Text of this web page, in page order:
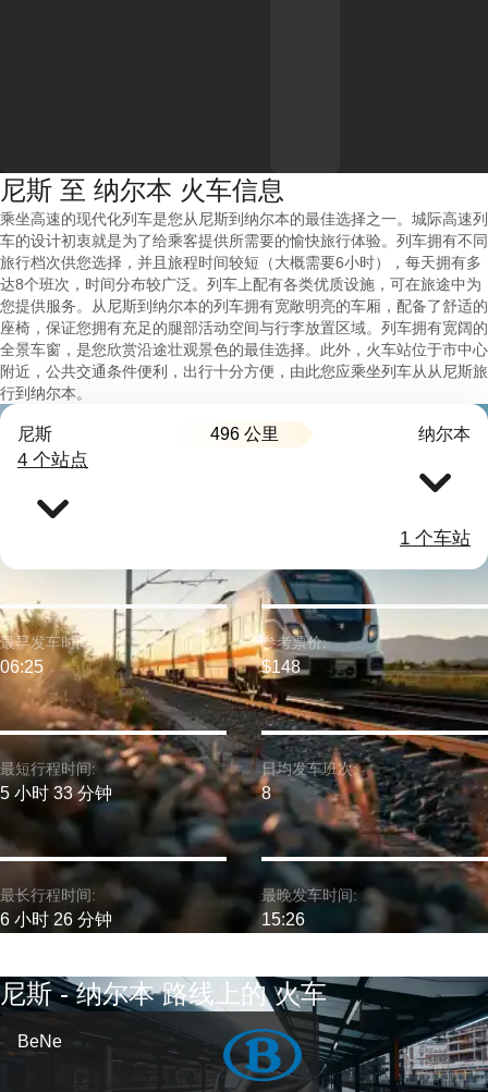
尼斯 至 纳尔本 火车信息
乘坐高速的现代化列车是您从尼斯到纳尔本的最佳选择之一。城际高速列
车的设计初衷就是为了给乘客提供所需要的愉快旅行体验。列车拥有不同
旅行档次供您选择，并且旅程时间较短（大概需要6小时），每天拥有多
达8个班次，时间分布较广泛。列车上配有各类优质设施，可在旅途中为
您提供服务。从尼斯到纳尔本的列车拥有宽敞明亮的车厢，配备了舒适的
座椅，保证您拥有充足的腿部活动空间与行李放置区域。列车拥有宽阔的
全景车窗，是您欣赏沿途壮观景色的最佳选择。此外，火车站位于市中心
附近，公共交通条件便利，出行十分方便，由此您应乘坐列车从从尼斯旅
行到纳尔本。
尼斯 496 公里 纳尔本
4 个站点
1 个车站
最短行程时间:
5 小时 33 分钟
最早发车时间:
06:25
最长行程时间:
6 小时 26 分钟
参考票价:
$148
日均发车班次:
8
最晚发车时间:
15:26
尼斯 - 纳尔本 路线上的 火车
BeNe